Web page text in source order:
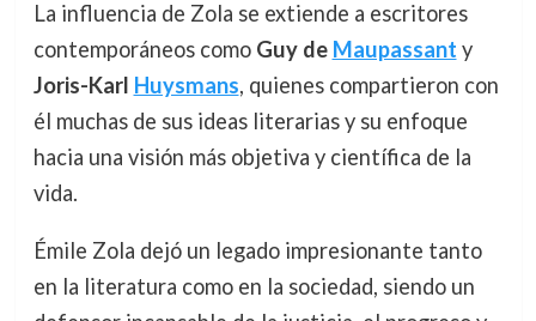
La influencia de Zola se extiende a escritores
contemporáneos como Guy de Maupassant y
Joris-Karl Huysmans, quienes compartieron con
él muchas de sus ideas literarias y su enfoque
hacia una visión más objetiva y científica de la
vida.
Émile Zola dejó un legado impresionante tanto
en la literatura como en la sociedad, siendo un